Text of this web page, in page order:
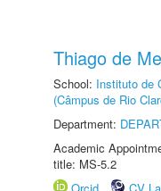
Thiago de
School: Instituto de
(Câmpus de Rio
Department:
Academic
title: MS-5.2